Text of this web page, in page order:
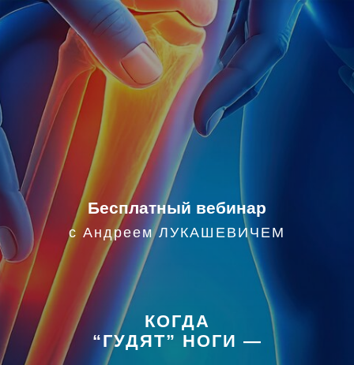
Бесплатный вебинар
с Андреем ЛУКАШЕВИЧЕМ
КОГДА
“ГУДЯТ” НОГИ —